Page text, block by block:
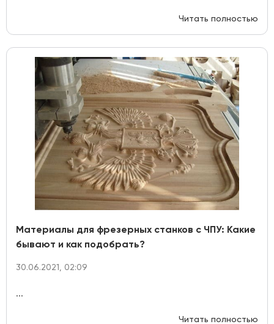
Читать полностью
Материалы для фрезерных станков с ЧПУ: Какие
бывают и как подобрать?
30.06.2021, 02:09
...
Читать полностью